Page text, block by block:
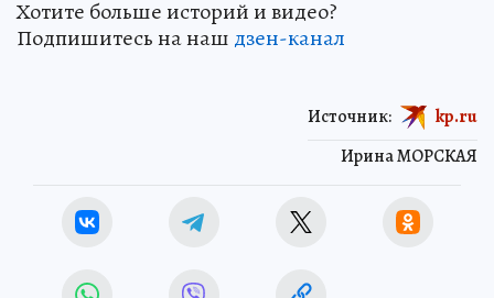
Хотите больше историй и видео?
Подпишитесь на наш дзен-канал
Ирина МОРСКАЯ
Источник: kp.ru